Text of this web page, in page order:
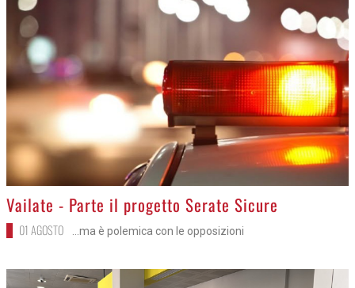
>
Vailate - Parte il progetto Serate Sicure
01 AGOSTO ...ma è polemica con le opposizioni